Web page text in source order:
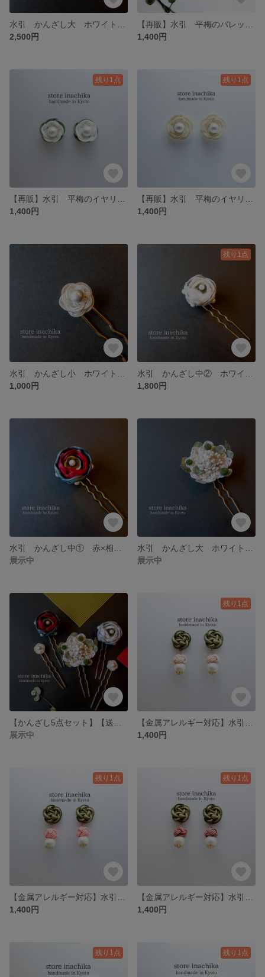
2,500円
1,400円
残り1点
1,400円
残り1点
1,400円
1,000円
残り1点
1,800円
展示中
展示中
展示中
残り1点
1,400円
残り1点
1,400円
残り1点
1,400円
残り1点 残り1点